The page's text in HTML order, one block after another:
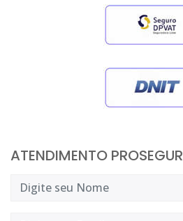
ATENDIMENTO PROSEGUR